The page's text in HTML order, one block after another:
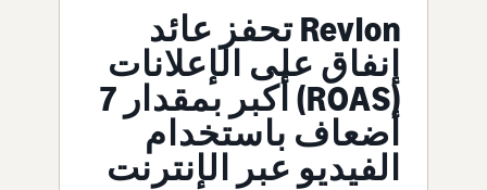
Revlon‎ تحفز عائد
إنفاق على الإعلانات
(ROAS‎) أكبر بمقدار 7‎
أضعاف باستخدام
الفيديو عبر الإنترنت